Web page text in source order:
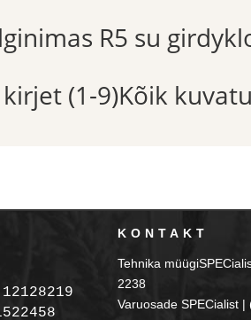
R5 su
(1-9)Kõik
KONTAKT
Tehnika
2238
Varuosade SPECialist |